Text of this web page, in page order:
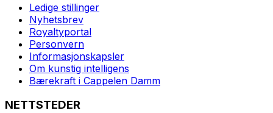
Ledige stillinger
Nyhetsbrev
Royaltyportal
Personvern
Informasjonskapsler
Om kunstig intelligens
Bærekraft i Cappelen Damm
NETTSTEDER